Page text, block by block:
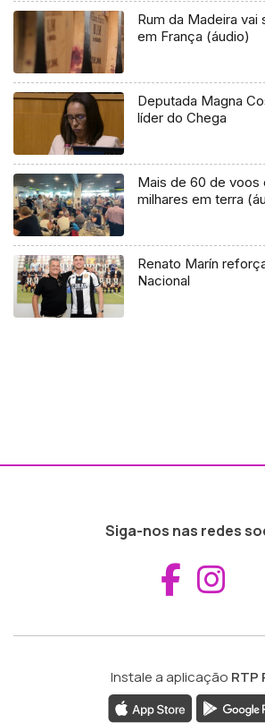
Rum da Madeira vai
em França (áudio)
Deputada Magna
líder do Chega
Mais de 60 de voos
milhares em terra
Renato Marín
Nacional
Siga-nos nas redes
Instale a aplicação RTP